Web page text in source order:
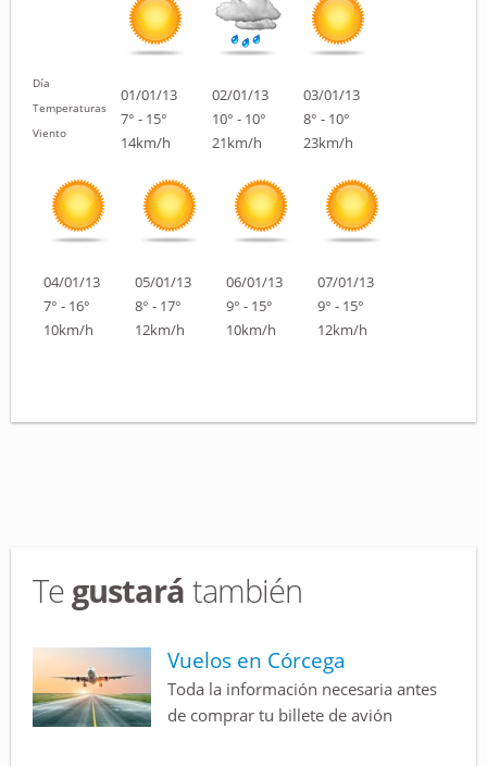
Día
Temperaturas
Viento
01/01/13
7° - 15°
14km/h
02/01/13
10° - 10°
21km/h
03/01/13
8° - 10°
23km/h
04/01/13
7° - 16°
10km/h
05/01/13
8° - 17°
12km/h
06/01/13
9° - 15°
10km/h
07/01/13
9° - 15°
12km/h
Te gustará también
Vuelos en Córcega
Toda la información necesaria antes
de comprar tu billete de avión